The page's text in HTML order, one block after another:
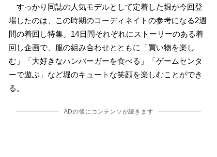
すっかり同誌の人気モデルとして定着した堀が今回登
場したのは、この時期のコーディネイトの参考になる2週
間の着回し特集。14日間それぞれにストーリーのある着
回し企画で、服の組み合わせとともに「買い物を楽し
む」「大好きなハンバーガーを食べる」「ゲームセンタ
ーで遊ぶ」など堀のキュートな笑顔を楽しむことができ
る。
ADの後にコンテンツが続きます